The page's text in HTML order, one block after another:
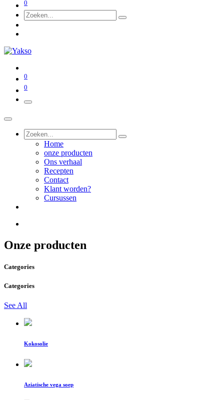
0
0
0
Home
onze producten
Ons verhaal
Recepten
Contact
Klant worden?
Cursussen
Onze producten
Categories
Categories
See All
Kokosolie
Aziatische vega soep